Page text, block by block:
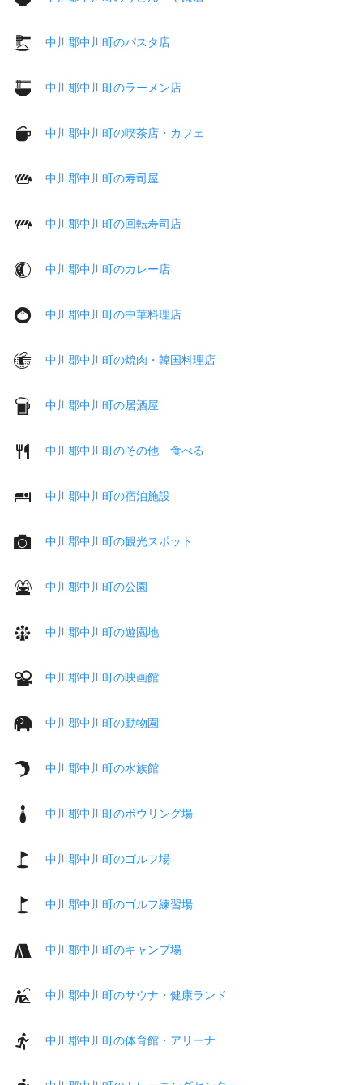
中川郡中川町のパスタ店
中川郡中川町のラーメン店
中川郡中川町の喫茶店・カフェ
中川郡中川町の寿司屋
中川郡中川町の回転寿司店
中川郡中川町のカレー店
中川郡中川町の中華料理店
中川郡中川町の焼肉・韓国料理店
中川郡中川町の居酒屋
中川郡中川町のその他 食べる
中川郡中川町の宿泊施設
中川郡中川町の観光スポット
中川郡中川町の公園
中川郡中川町の遊園地
中川郡中川町の映画館
中川郡中川町の動物園
中川郡中川町の水族館
中川郡中川町のボウリング場
中川郡中川町のゴルフ場
中川郡中川町のゴルフ練習場
中川郡中川町のキャンプ場
中川郡中川町のサウナ・健康ランド
中川郡中川町の体育館・アリーナ